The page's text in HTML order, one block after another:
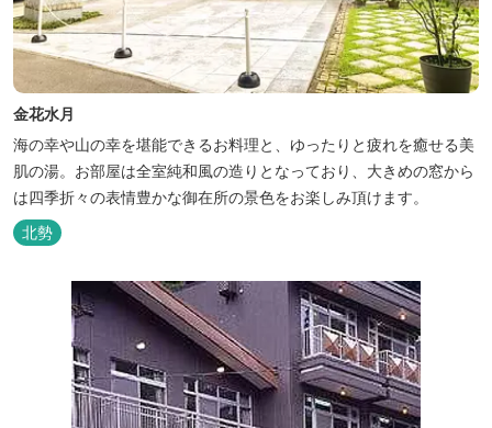
金花水月
海の幸や山の幸を堪能できるお料理と、ゆったりと疲れを癒せる美
肌の湯。お部屋は全室純和風の造りとなっており、大きめの窓から
は四季折々の表情豊かな御在所の景色をお楽しみ頂けます。
北勢